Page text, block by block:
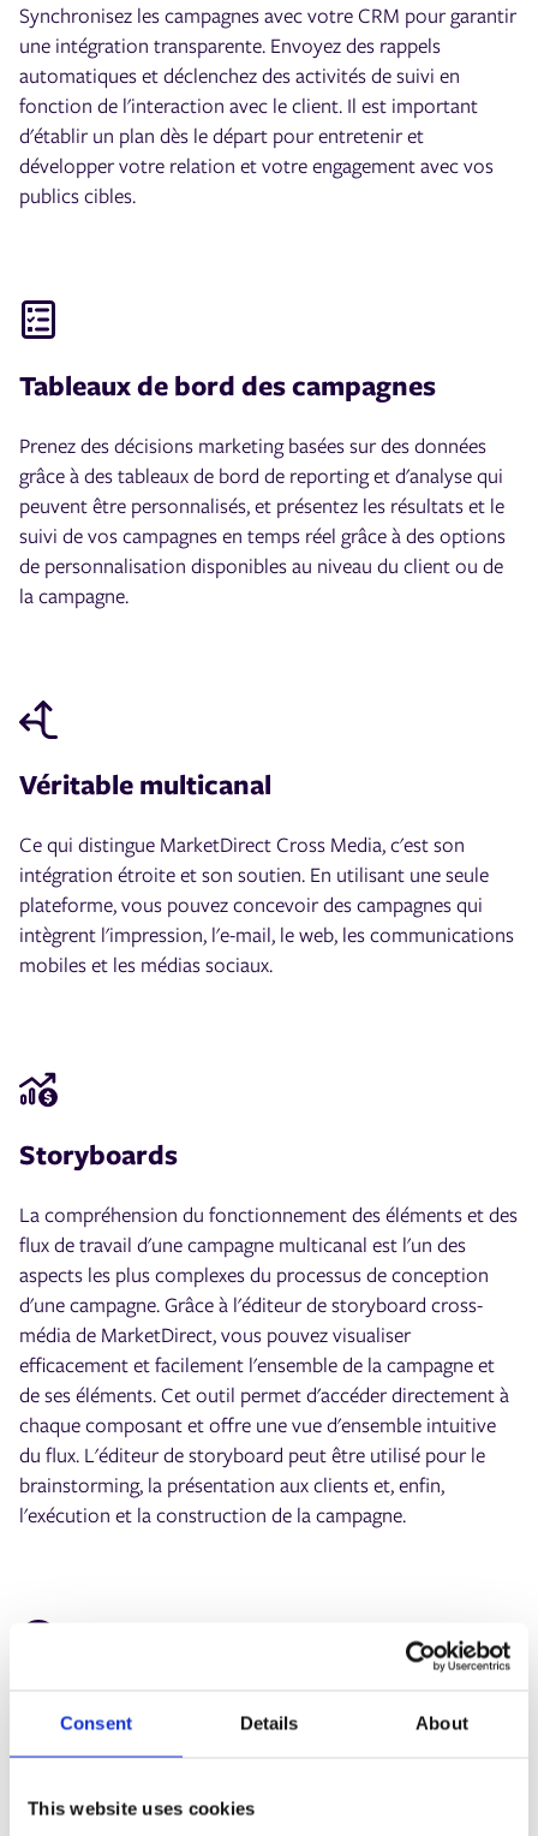
Consent Details About
This website uses cookies
Synchronisez les campagnes avec votre CRM pour garantir
une intégration transparente. Envoyez des rappels
automatiques et déclenchez des activités de suivi en
fonction de l'interaction avec le client. Il est important
d'établir un plan dès le départ pour entretenir et
développer votre relation et votre engagement avec vos
publics cibles.
Tableaux de bord des campagnes
Prenez des décisions marketing basées sur des données
grâce à des tableaux de bord de reporting et d'analyse qui
peuvent être personnalisés, et présentez les résultats et le
suivi de vos campagnes en temps réel grâce à des options
de personnalisation disponibles au niveau du client ou de
la campagne.
Véritable multicanal
Ce qui distingue MarketDirect Cross Media, c'est son
intégration étroite et son soutien. En utilisant une seule
plateforme, vous pouvez concevoir des campagnes qui
intègrent l'impression, l'e-mail, le web, les communications
mobiles et les médias sociaux.
Storyboards
La compréhension du fonctionnement des éléments et des
flux de travail d'une campagne multicanal est l'un des
aspects les plus complexes du processus de conception
d'une campagne. Grâce à l'éditeur de storyboard cross-
média de MarketDirect, vous pouvez visualiser
efficacement et facilement l'ensemble de la campagne et
de ses éléments. Cet outil permet d'accéder directement à
chaque composant et offre une vue d'ensemble intuitive
du flux. L'éditeur de storyboard peut être utilisé pour le
brainstorming, la présentation aux clients et, enfin,
l'exécution et la construction de la campagne.
la perfection
Cross Media, vous pouvez rapidement et facilement créer